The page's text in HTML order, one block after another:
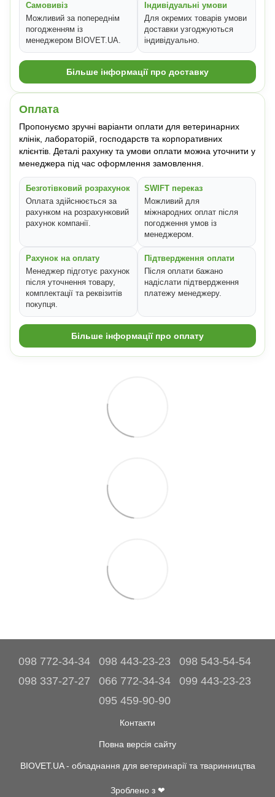
Самовивіз
Можливий за попереднім
погодженням із
менеджером BIOVET.UA.
Індивідуальні умови
Для окремих товарів умови
доставки узгоджуються
індивідуально.
Більше інформації про доставку
Оплата
Пропонуємо зручні варіанти оплати для ветеринарних
клінік, лабораторій, господарств та корпоративних
клієнтів. Деталі рахунку та умови оплати можна уточнити у
менеджера під час оформлення замовлення.
Безготівковий розрахунок
Оплата здійснюється за
рахунком на розрахунковий
рахунок компанії.
SWIFT переказ
Можливий для
міжнародних оплат після
погодження умов із
менеджером.
Рахунок на оплату
Менеджер підготує рахунок
після уточнення товару,
комплектації та реквізитів
покупця.
Підтвердження оплати
Після оплати бажано
надіслати підтвердження
платежу менеджеру.
Більше інформації про оплату
098 772-34-34 098 443-23-23
098 543-54-54
098 337-27-27
066 772-34-34
099 443-23-23
095 459-90-90
Контакти
Повна версія сайту
BIOVET.UA - обладнання для ветеринарії та тваринництва
Зроблено з ❤